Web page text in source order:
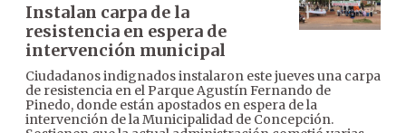
Instalan carpa de la
resistencia en espera de
intervención municipal
Ciudadanos indignados instalaron este jueves una carpa
de resistencia en el Parque Agustín Fernando de
Pinedo, donde están apostados en espera de la
intervención de la Municipalidad de Concepción.